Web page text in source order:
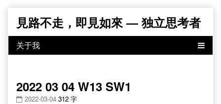
content
見路不走，即見如來 — 独立思考者
2022 03 04 W13 SW1
2022-03-04 312 字